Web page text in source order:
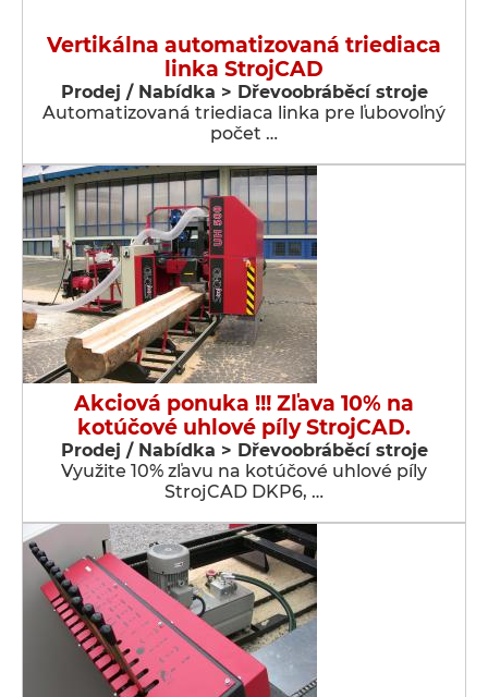
Vertikálna automatizovaná triediaca
linka StrojCAD
Prodej / Nabídka > Dřevoobráběcí stroje
Automatizovaná triediaca linka pre ľubovoľný
počet …
Akciová ponuka !!! Zľava 10% na
kotúčové uhlové píly StrojCAD.
Prodej / Nabídka > Dřevoobráběcí stroje
Využite 10% zľavu na kotúčové uhlové píly
StrojCAD DKP6, …